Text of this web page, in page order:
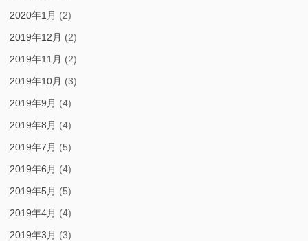
2020年1月 (2)
2019年12月 (2)
2019年11月 (2)
2019年10月 (3)
2019年9月 (4)
2019年8月 (4)
2019年7月 (5)
2019年6月 (4)
2019年5月 (5)
2019年4月 (4)
2019年3月 (3)